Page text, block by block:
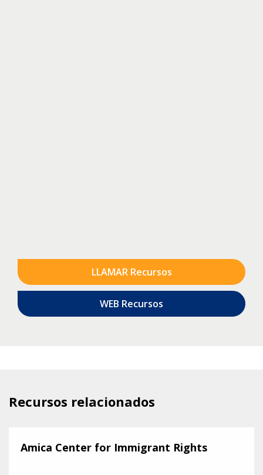
LLAMAR Recursos
WEB Recursos
Recursos relacionados
Amica Center for Immigrant Rights